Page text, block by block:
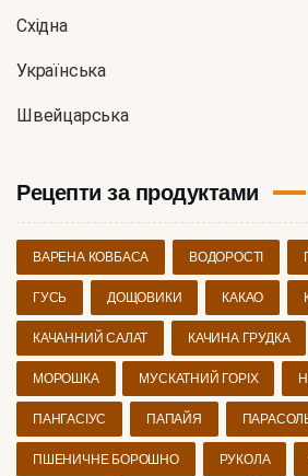
Східна
Українська
Швейцарська
Рецепти за продуктами
ВАРЕНА КОВБАСА ВОДОРОСТІ
ГУСЬ ДОЩОВИКИ КАКАО
КАЧАННИЙ САЛАТ КАЧИНА ГРУДКА
МОРОШКА МУСКАТНИЙ ГОРІХ
ПАНГАСІУС ПАПАЙЯ
ПШЕНИЧНЕ БОРОШНО РУКОЛА